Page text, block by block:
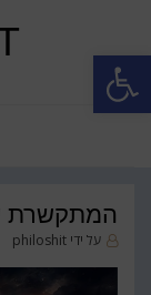
פתח סרגל נגישות
המתקשרת
על ידי philoshit